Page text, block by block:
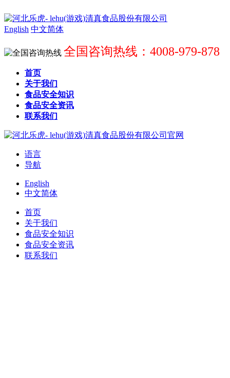
English 中文简体
全国咨询热线：4008-979-878
首页
关于我们
食品安全知识
食品安全资讯
联系我们
语言
导航
English
中文简体
首页
关于我们
食品安全知识
食品安全资讯
联系我们